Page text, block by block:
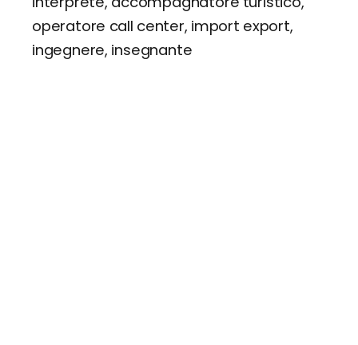
operatore call center, import export,
ingegnere, insegnante